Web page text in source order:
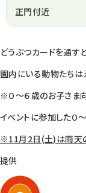
正門付近
どうぶつカードを通す
園内にいる動物たちは
※０～６歳のお子さま
イベントに参加した０
※11月2日(土)は雨天
提供